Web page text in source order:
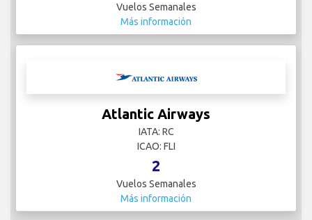
Vuelos Semanales
Más información
Atlantic Airways
IATA: RC
ICAO: FLI
2
Vuelos Semanales
Más información